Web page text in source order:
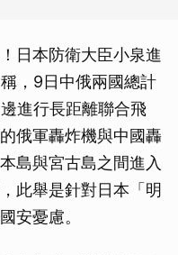
日本防衛大臣小泉進
，9日中俄兩國總計
進行長距離聯合飛
俄軍轟炸機與中國轟
島與宮古島之間進入
此舉是針對日本「明
安憂慮。